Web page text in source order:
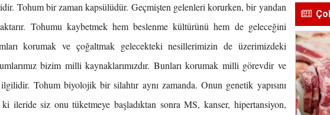
Tohum bir zaman kapsülüdür. Geçmişten gelenleri korurken, bir yandan
Tohumu kaybetmek hem beslenme kültürünü hem de geleceğini
korumak ve çoğaltmak gelecekteki nesillerimizin de üzerimizdeki
bizim milli kaynaklarımızdır. Bunları korumak milli görevdir ve
Tohum biyolojik bir silahtır aynı zamanda. Onun genetik yapısını
ileride siz onu tüketmeye başladıktan sonra MS, kanser, hipertansiyon,